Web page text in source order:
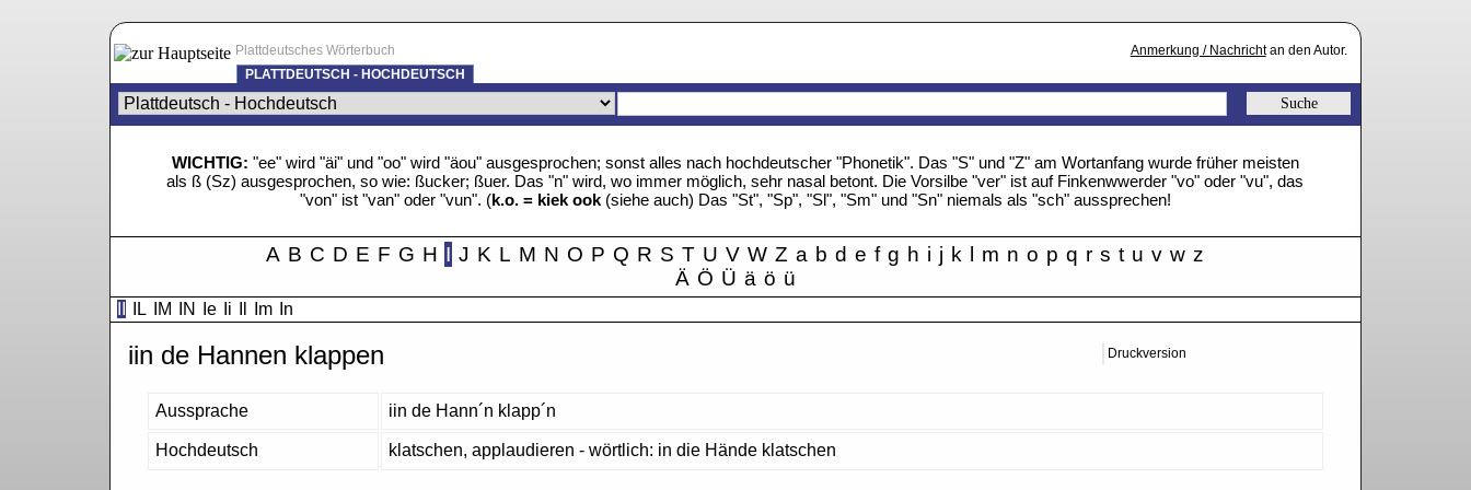
Anmerkung / Nachrichtan den Autor.
Plattdeutsches Wörterbuch
PLATTDEUTSCH - HOCHDEUTSCH
WICHTIG: "ee" wird "äi" und "oo" wird "äou" ausgesprochen; sonst alles nach hochdeutscher "Phonetik". Das "S" und "Z" am Wortanfang wurde früher meisten
als ß (Sz) ausgesprochen, so wie: ßucker; ßuer. Das "n" wird, wo immer möglich, sehr nasal betont. Die Vorsilbe "ver" ist auf Finkenwwerder "vo" oder "vu", das
"von" ist "van" oder "vun". (k.o. = kiek ook(siehe auch) Das "St", "Sp", "Sl", "Sm" und "Sn" niemals als "sch" aussprechen!
A B C D E F G H I J K L M N O P Q R S T U V W Z a b d e f g h i j k l m n o p q r s t u v w z
Ä Ö Ü ä ö ü
IL IM IN Ie Ii Im In
Druckversion
iin de Hannen klappen
Aussprache iin de Hann´n klapp´n
Hochdeutsch klatschen, applaudieren - wörtlich: in die Hände klatschen